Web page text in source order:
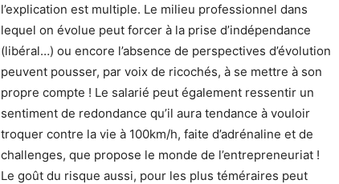
l’explication est multiple. Le milieu professionnel dans
lequel on évolue peut forcer à la prise d’indépendance
(libéral…) ou encore l’absence de perspectives d’évolution
peuvent pousser, par voix de ricochés, à se mettre à son
propre compte ! Le salarié peut également ressentir un
sentiment de redondance qu’il aura tendance à vouloir
troquer contre la vie à 100km/h, faite d’adrénaline et de
challenges, que propose le monde de l’entrepreneuriat !
Le goût du risque aussi, pour les plus téméraires peut